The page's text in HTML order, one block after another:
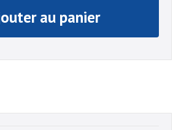
au panier